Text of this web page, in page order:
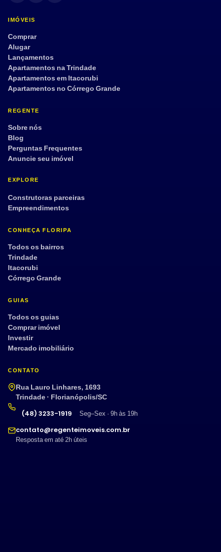
IMÓVEIS
Comprar
Alugar
Lançamentos
Apartamentos na Trindade
Apartamentos em Itacorubi
Apartamentos no Córrego Grande
REGENTE
Sobre nós
Blog
Perguntas Frequentes
Anuncie seu imóvel
EXPLORE
Construtoras parceiras
Empreendimentos
CONHEÇA FLORIPA
Todos os bairros
Trindade
Itacorubi
Córrego Grande
GUIAS
Todos os guias
Comprar imóvel
Investir
Mercado imobiliário
CONTATO
Rua Lauro Linhares, 1693
Trindade · Florianópolis/SC
(48) 3233-1919
Seg–Sex · 9h às 19h
contato@regenteimoveis.com.br
Resposta em até 2h úteis